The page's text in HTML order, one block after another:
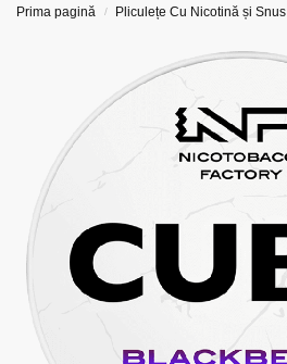
Prima pagină / Pliculețe Cu Nicotină și Snus